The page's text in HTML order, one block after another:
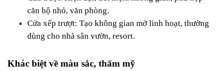
căn hộ nhỏ, văn phòng.
Cửa xếp trượt: Tạo không gian mở linh hoạt, thường
dùng cho nhà sân vườn, resort.
Khác biệt về màu sắc, thẩm mỹ